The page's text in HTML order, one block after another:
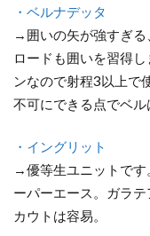
6.1
解説
・ベルナデッタ
→囲いの矢が強すぎる
ロードも囲いを習得
ンなので射程3以上で
不可にできる点でベル
・イングリット
→優等生ユニットです
ーパーエース。ガラ
カウトは容易。